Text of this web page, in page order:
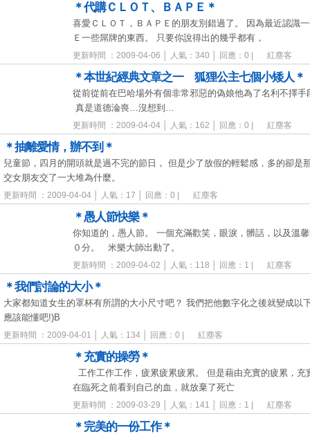
＊代購ＣＬＯＴ、ＢＡＰＥ＊
喜愛ＣＬＯＴ，ＢＡＰＥ的朋友別錯過了。 因為最近認識
Ｅ一些屌牌的東西。 只要你說得出的幾乎都有，
更新時間 ：2009-04-06 │ 人氣：340 │ 回應：0 | 紅塵客
＊本世紀經典文章之一 狐狸公主七個小矮人＊
從前從前在巴哈場外有個非常邪惡的偽娘他為了名利不擇
真是道德淪喪…沒想到…
更新時間 ：2009-04-04 │ 人氣：162 │ 回應：0 | 紅塵客
＊抽離愛情，辦不到＊
兒童節，四月的開頭就是過不完的節日， 但是少了放假的輕鬆感，多的卻
交女朋友交了一大堆為什麼。
更新時間 ：2009-04-04 │ 人氣：17 │ 回應：0 | 紅塵客
＊愚人節快樂＊
你知道的，愚人節。 一個充滿歡笑，眼淚，髒話，以及溫
０分。 米樂大師出動了。
更新時間 ：2009-04-02 │ 人氣：118 │ 回應：1 | 紅塵客
＊我們討論的大小＊
大家都知道女生的罩杯有所謂的大小尺寸吧？ 我們把他數字化之後就變成
應該能懂吧!)B
更新時間 ：2009-04-01 │ 人氣：134 │ 回應：0 | 紅塵客
＊充實的操勞＊
工作工作工作，疲累疲累疲累。 但是藉由充實的疲累，
在臨死之前看到自己的血，就放棄了死亡
更新時間 ：2009-03-29 │ 人氣：141 │ 回應：1 | 紅塵客
＊完美的一份工作＊